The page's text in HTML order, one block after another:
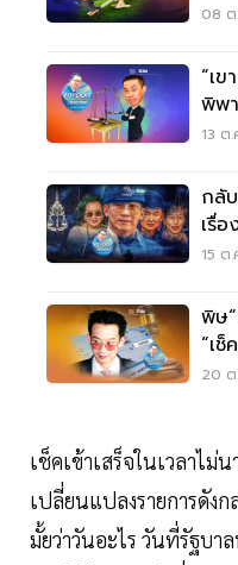
08 ต
“เข
พิพ
13 ต
กลั
เรื่
15 ต
พิษ
“เ
20 ต
เช็คเข้าเสร็จในเวลาไม่
เปลี่ยนแปลงรายการดัง
มั้ยว่าวันอะไร วันที่รัฐบ